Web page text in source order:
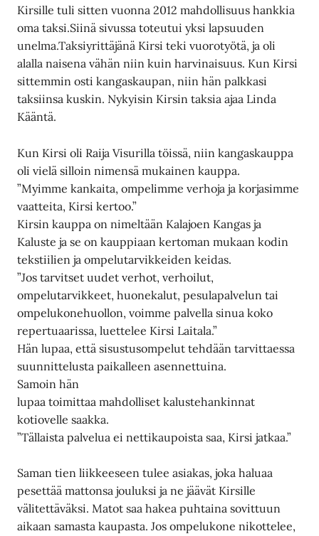
Kirsille tuli sitten vuonna 2012 mahdollisuus hankkia
oma taksi.Siinä sivussa toteutui yksi lapsuuden
unelma.Taksiyrittäjänä Kirsi teki vuorotyötä, ja oli
alalla naisena vähän niin kuin harvinaisuus. Kun Kirsi
sittemmin osti kangaskaupan, niin hän palkkasi
taksiinsa kuskin. Nykyisin Kirsin taksia ajaa Linda
Kääntä.
Kun Kirsi oli Raija Visurilla töissä, niin kangaskauppa
oli vielä silloin nimensä mukainen kauppa.
”Myimme kankaita, ompelimme verhoja ja korjasimme
vaatteita, Kirsi kertoo.”
Kirsin kauppa on nimeltään Kalajoen Kangas ja
Kaluste ja se on kauppiaan kertoman mukaan kodin
tekstiilien ja ompelutarvikkeiden keidas.
”Jos tarvitset uudet verhot, verhoilut,
ompelutarvikkeet, huonekalut, pesulapalvelun tai
ompelukonehuollon, voimme palvella sinua koko
repertuaarissa, luettelee Kirsi Laitala.”
Hän lupaa, että sisustusompelut tehdään tarvittaessa
suunnittelusta paikalleen asennettuina.
Samoin hän
lupaa toimittaa mahdolliset kalustehankinnat
kotiovelle saakka.
”Tällaista palvelua ei nettikaupoista saa, Kirsi jatkaa.”
Saman tien liikkeeseen tulee asiakas, joka haluaa
pesettää mattonsa jouluksi ja ne jäävät Kirsille
välitettäväksi. Matot saa hakea puhtaina sovittuun
aikaan samasta kaupasta. Jos ompelukone nikottelee,